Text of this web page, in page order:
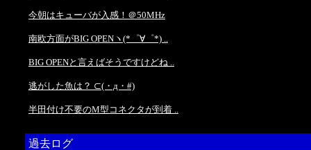
今朝はキューバが入感！＠50MHz
南欧方面がBIG OPENヽ(*゜∀゜*) ..
BIG OPENと言えばそうですけどね ..
逃がした魚は？ ⊂(・д・#)
半田付け不要のM型コネクタが到着 ..
過去ログ